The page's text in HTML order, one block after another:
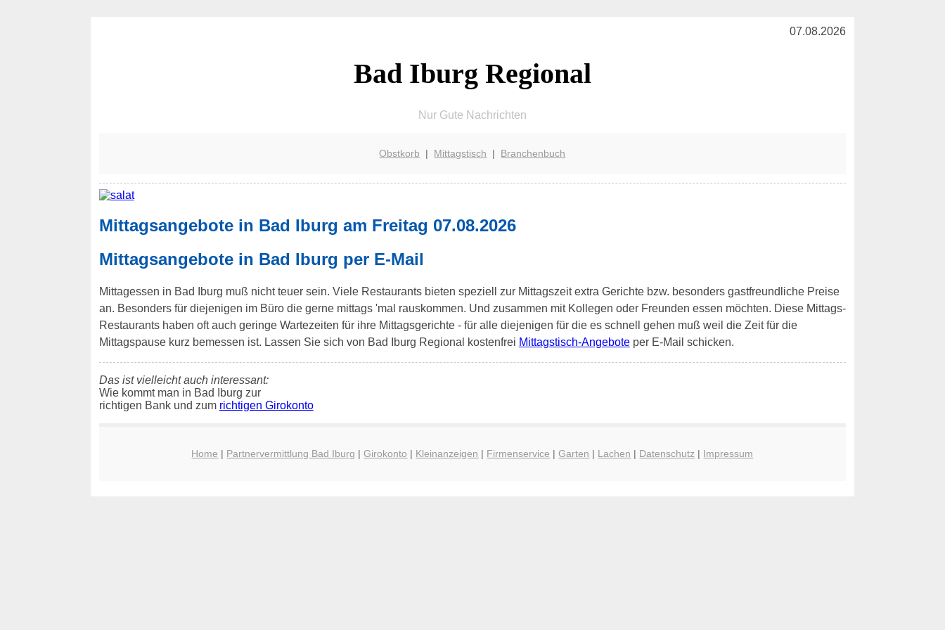
07.08.2026
Bad Iburg Regional
Nur Gute Nachrichten
Obstkorb | Mittagstisch | Branchenbuch
Mittagsangebote in Bad Iburg am Freitag 07.08.2026
Mittagsangebote in Bad Iburg per E-Mail
Mittagessen in Bad Iburg muß nicht teuer sein. Viele Restaurants bieten speziell zur Mittagszeit extra Gerichte bzw. besonders gastfreundliche Preise
an. Besonders für diejenigen im Büro die gerne mittags 'mal rauskommen. Und zusammen mit Kollegen oder Freunden essen möchten. Diese Mittags-
Restaurants haben oft auch geringe Wartezeiten für ihre Mittagsgerichte - für alle diejenigen für die es schnell gehen muß weil die Zeit für die
Mittagspause kurz bemessen ist. Lassen Sie sich von Bad Iburg Regional kostenfrei Mittagstisch-Angeboteper E-Mail schicken.
Das ist vielleicht auch interessant:
Wie kommt man in Bad Iburg zur
richtigen Bank und zum richtigen Girokonto
Home | Partnervermittlung Bad Iburg |Girokonto | Kleinanzeigen | Firmenservice |Garten | Lachen | Datenschutz | Impressum